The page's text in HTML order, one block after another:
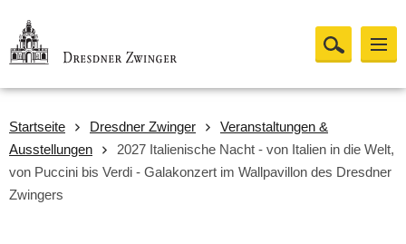
Startseite Dresdner Zwinger
Veranstaltungen &
Ausstellungen
2027 Italienische Nacht - von Italien in die Welt,
von Puccini bis Verdi - Galakonzert im Wallpavillon des Dresdner
Zwingers